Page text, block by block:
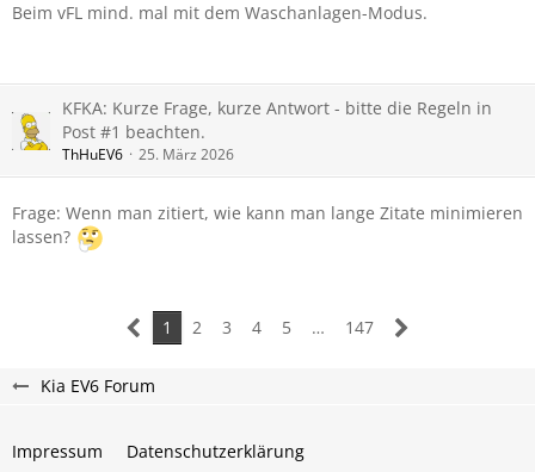
Beim vFL mind. mal mit dem Waschanlagen-Modus.
KFKA: Kurze Frage, kurze Antwort - bitte die Regeln in
Post #1 beachten.
ThHuEV6 25. März 2026
Frage: Wenn man zitiert, wie kann man lange Zitate minimieren
lassen?
1 2 3 4 5 … 147
Kia EV6 Forum
Impressum Datenschutzerklärung